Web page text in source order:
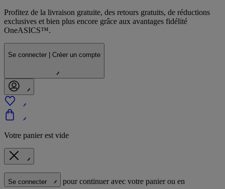
Profitez de la livraison gratuite, des retours gratuits, de réductions
exclusives et bien plus encore grâce aux avantages fidélité
OneASICS™.
Se connecter | Créer un compte
Votre panier est vide
Se connecter
pour continuer avec votre panier ou en